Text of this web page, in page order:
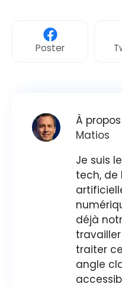
Poster
À
Matios
Je suis
tech, de
déjà
traiter
angle